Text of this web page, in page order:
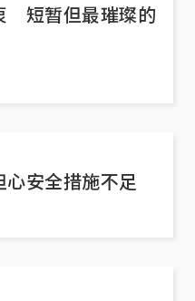
短暂但最璀璨的
安全措施不足